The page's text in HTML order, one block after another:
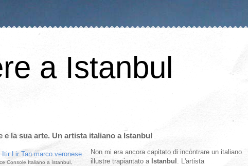
a Istanbul
e la sua arte. Un artista italiano a Istanbul
Console Italiano a Istanbul,
Non mi era ancora capitato di incontrare un italiano
illustre trapiantato a Istanbul . L'artista